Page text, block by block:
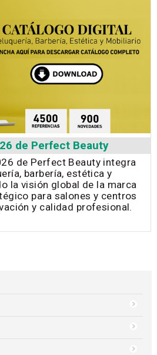
de Perfect Beauty
de Perfect Beauty integra
barbería, estética y
la visión global de la marca
para salones y centros
y calidad profesional.